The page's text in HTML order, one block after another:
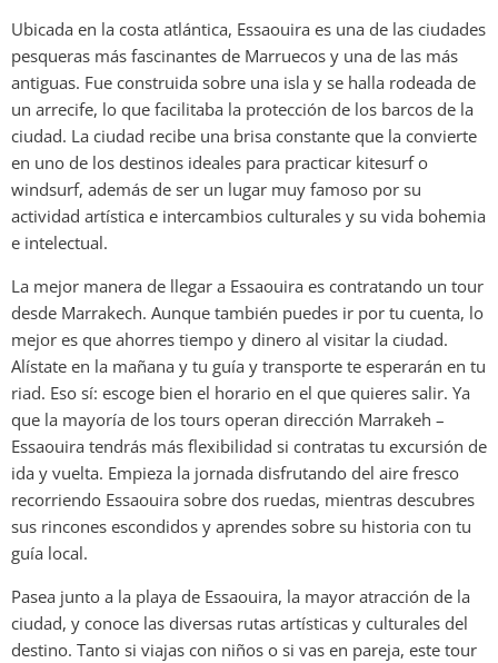
Ubicada en la costa atlántica, Essaouira es una de las ciudades
pesqueras más fascinantes de Marruecos y una de las más
antiguas. Fue construida sobre una isla y se halla rodeada de
un arrecife, lo que facilitaba la protección de los barcos de la
ciudad. La ciudad recibe una brisa constante que la convierte
en uno de los destinos ideales para practicar kitesurf o
windsurf, además de ser un lugar muy famoso por su
actividad artística e intercambios culturales y su vida bohemia
e intelectual.
La mejor manera de llegar a Essaouira es contratando un tour
desde Marrakech. Aunque también puedes ir por tu cuenta, lo
mejor es que ahorres tiempo y dinero al visitar la ciudad.
Alístate en la mañana y tu guía y transporte te esperarán en tu
riad. Eso sí: escoge bien el horario en el que quieres salir. Ya
que la mayoría de los tours operan dirección Marrakeh –
Essaouira tendrás más flexibilidad si contratas tu excursión de
ida y vuelta. Empieza la jornada disfrutando del aire fresco
recorriendo Essaouira sobre dos ruedas, mientras descubres
sus rincones escondidos y aprendes sobre su historia con tu
guía local.
Pasea junto a la playa de Essaouira, la mayor atracción de la
ciudad, y conoce las diversas rutas artísticas y culturales del
destino. Tanto si viajas con niños o si vas en pareja, este tour